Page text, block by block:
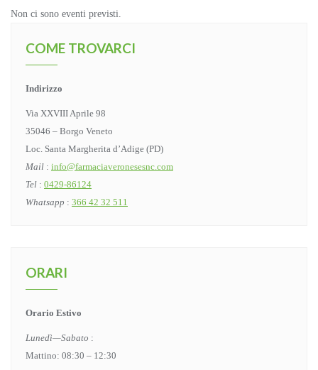
Non ci sono eventi previsti.
COME TROVARCI
Indirizzo
Via XXVIII Aprile 98
35046 – Borgo Veneto
Loc. Santa Margherita d’Adige (PD)
Mail : info@farmaciaveronesesnc.com
Tel : 0429-86124
Whatsapp : 366 42 32 511
ORARI
Orario Estivo
Lunedì—Sabato :
Mattino: 08:30 – 12:30